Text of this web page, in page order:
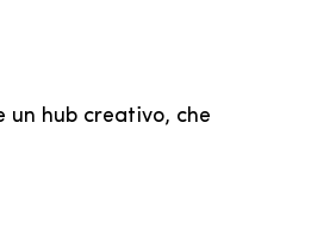
hub creativo, che